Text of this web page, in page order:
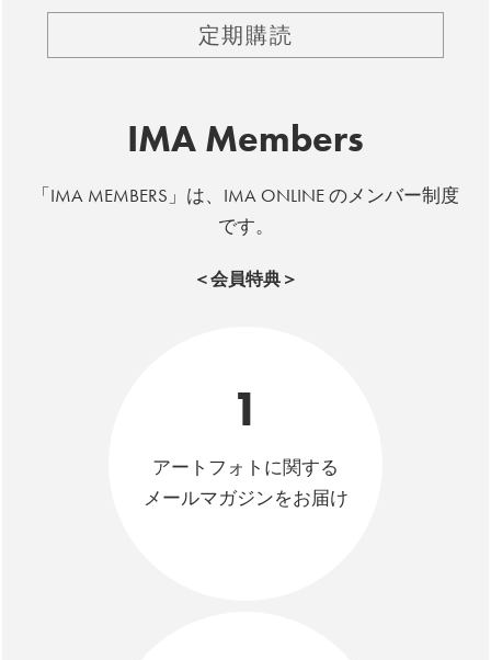
定期購読
IMA Members
「IMA MEMBERS」は、IMA ONLINE のメンバー制度
です。
＜会員特典＞
1
アートフォトに関する
メールマガジンをお届け